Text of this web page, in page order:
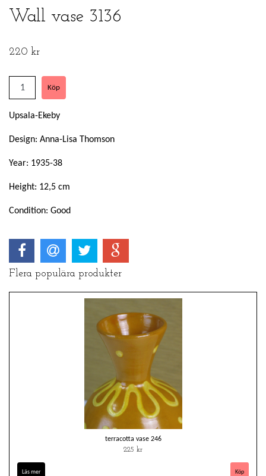
Wall vase 3136
220 kr
Upsala-Ekeby
Design: Anna-Lisa Thomson
Year: 1935-38
Height: 12,5 cm
Condition: Good
Flera populära produkter
terracotta vase 246
225 kr
Läs mer